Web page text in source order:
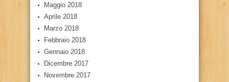
Maggio 2018
Aprile 2018
Marzo 2018
Febbraio 2018
Gennaio 2018
Dicembre 2017
Novembre 2017